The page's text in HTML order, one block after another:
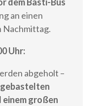
an einen
Nachmittag.
Uhr:
abgeholt –
großen